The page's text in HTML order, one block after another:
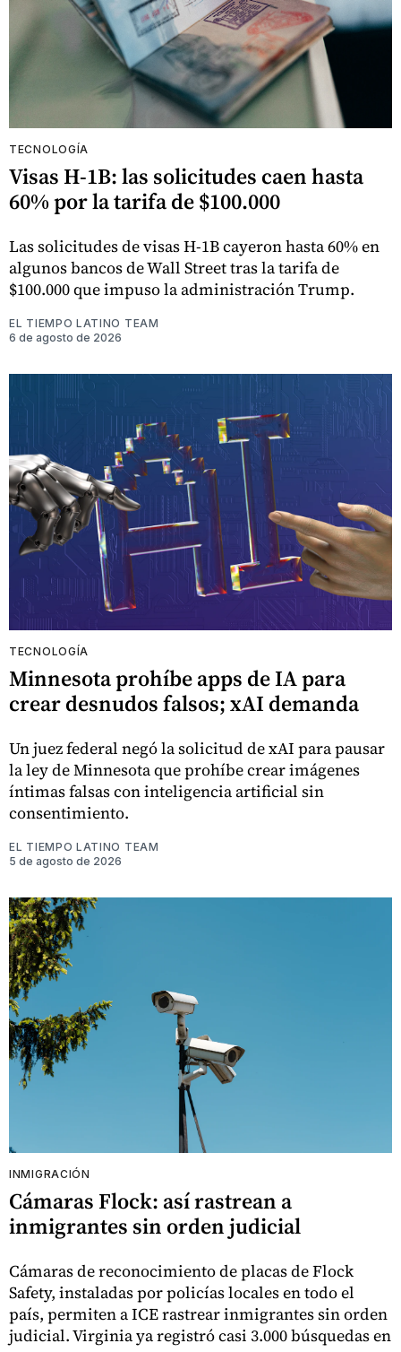
TECNOLOGÍA
Visas H-1B: las solicitudes caen hasta
60% por la tarifa de $100.000
Las solicitudes de visas H-1B cayeron hasta 60% en
algunos bancos de Wall Street tras la tarifa de
$100.000 que impuso la administración Trump.
EL TIEMPO LATINO TEAM
6 de agosto de 2026
TECNOLOGÍA
Minnesota prohíbe apps de IA para
crear desnudos falsos; xAI demanda
Un juez federal negó la solicitud de xAI para pausar
la ley de Minnesota que prohíbe crear imágenes
íntimas falsas con inteligencia artificial sin
consentimiento.
EL TIEMPO LATINO TEAM
5 de agosto de 2026
INMIGRACIÓN
Cámaras Flock: así rastrean a
inmigrantes sin orden judicial
Cámaras de reconocimiento de placas de Flock
Safety, instaladas por policías locales en todo el
país, permiten a ICE rastrear inmigrantes sin orden
judicial. Virginia ya registró casi 3.000 búsquedas en